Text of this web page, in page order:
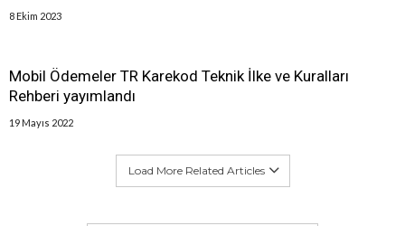
8 Ekim 2023
Mobil Ödemeler TR Karekod Teknik İlke ve Kuralları
Rehberi yayımlandı
19 Mayıs 2022
Load More Related Articles